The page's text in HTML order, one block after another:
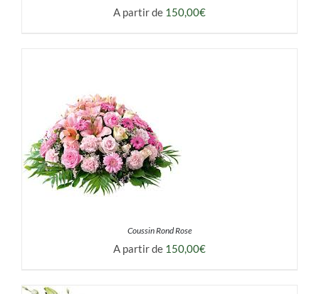
A partir de 150,00€
Coussin Rond Rose
A partir de 150,00€